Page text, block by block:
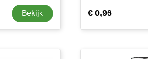
Bekijk € 0,96